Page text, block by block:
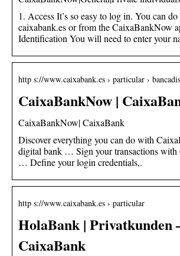
1. Access It’s so easy to log in. You can
caixabank.es or from the CaixaBankNow
Identification You will need to enter your
http s://www.caixabank.es › particular ›
CaixaBankNow |
CaixaBankNow| CaixaBank
Discover everything you can do with
digital bank … Sign your transactions with
… Define your login credentials,.
http s://www.caixabank.es › particular
HolaBank | Privatkunden
CaixaBank